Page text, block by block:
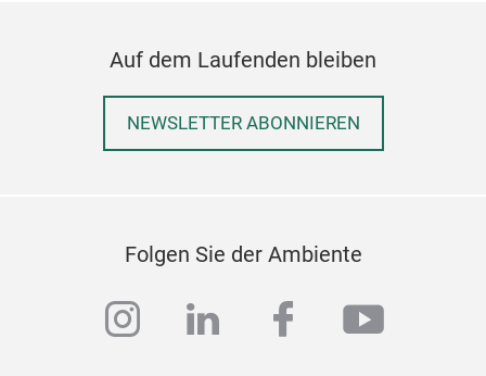
Auf dem Laufenden bleiben
NEWSLETTER ABONNIEREN
Folgen Sie der Ambiente
instagram
linkedinfacebook